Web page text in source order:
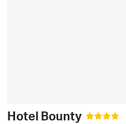
Hotel Bounty